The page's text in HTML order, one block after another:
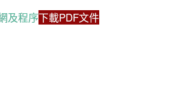
及程序下載PDF文件